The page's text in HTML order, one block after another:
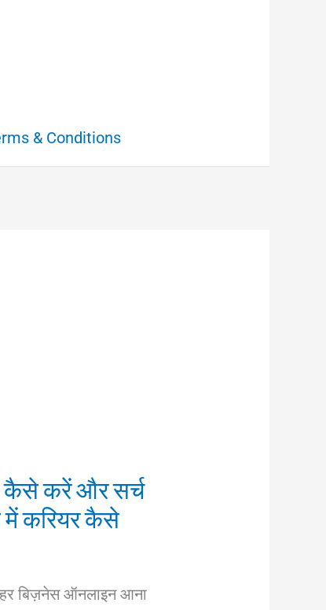
& Conditions
कैसे करें और सर्च
करियर कैसे
बिज़नेस ऑनलाइन आना